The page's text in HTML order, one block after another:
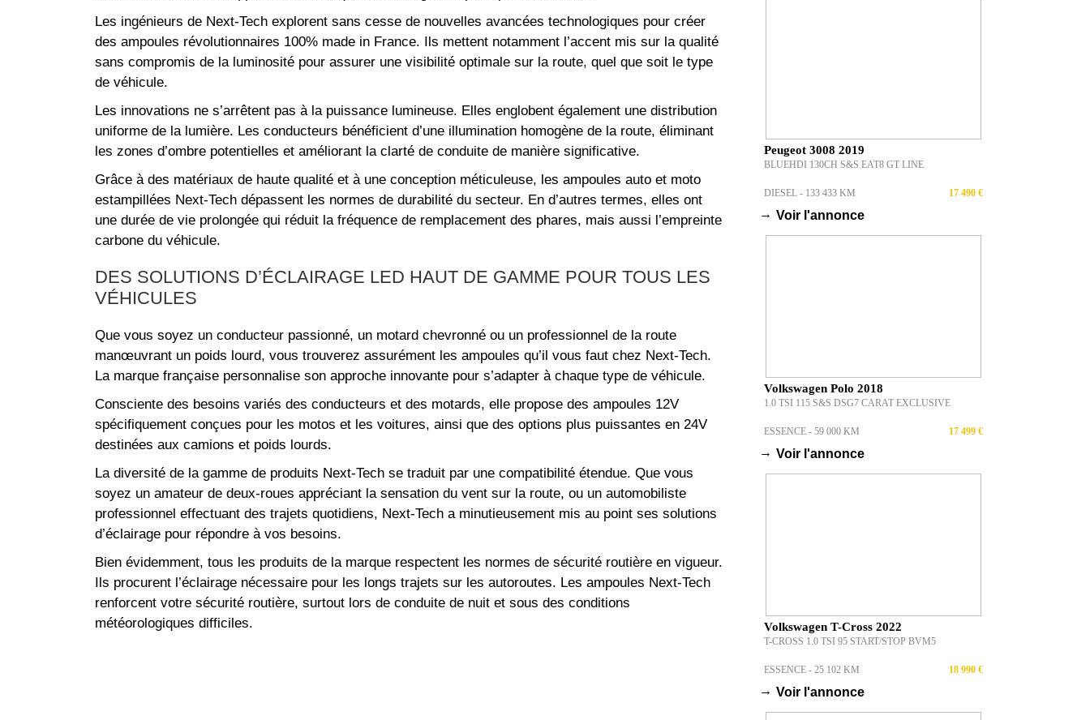
Les ingénieurs de Next-Tech explorent sans cesse de nouvelles avancées technologiques pour créer
des ampoules révolutionnaires 100% made in France. Ils mettent notamment l’accent mis sur la qualité
sans compromis de la luminosité pour assurer une visibilité optimale sur la route, quel que soit le type
de véhicule.
Les innovations ne s’arrêtent pas à la puissance lumineuse. Elles englobent également une distribution
uniforme de la lumière. Les conducteurs bénéficient d’une illumination homogène de la route, éliminant
les zones d’ombre potentielles et améliorant la clarté de conduite de manière significative.
Grâce à des matériaux de haute qualité et à une conception méticuleuse, les ampoules auto et moto
estampillées Next-Tech dépassent les normes de durabilité du secteur. En d’autres termes, elles ont
une durée de vie prolongée qui réduit la fréquence de remplacement des phares, mais aussi l’empreinte
carbone du véhicule.
DES SOLUTIONS D’ÉCLAIRAGE LED HAUT DE GAMME POUR TOUS LES
VÉHICULES
Que vous soyez un conducteur passionné, un motard chevronné ou un professionnel de la route
manœuvrant un poids lourd, vous trouverez assurément les ampoules qu’il vous faut chez Next-Tech.
La marque française personnalise son approche innovante pour s’adapter à chaque type de véhicule.
Consciente des besoins variés des conducteurs et des motards, elle propose des ampoules 12V
spécifiquement conçues pour les motos et les voitures, ainsi que des options plus puissantes en 24V
destinées aux camions et poids lourds.
La diversité de la gamme de produits Next-Tech se traduit par une compatibilité étendue. Que vous
soyez un amateur de deux-roues appréciant la sensation du vent sur la route, ou un automobiliste
professionnel effectuant des trajets quotidiens, Next-Tech a minutieusement mis au point ses solutions
d’éclairage pour répondre à vos besoins.
Bien évidemment, tous les produits de la marque respectent les normes de sécurité routière en vigueur.
Ils procurent l’éclairage nécessaire pour les longs trajets sur les autoroutes. Les ampoules Next-Tech
renforcent votre sécurité routière, surtout lors de conduite de nuit et sous des conditions
météorologiques difficiles.
Peugeot 3008 2019
BLUEHDI 130CH S&S EAT8 GT LINE
DIESEL - 133 433 KM 17 490 €
→ Voir l'annonce
Volkswagen Polo 2018
1.0 TSI 115 S&S DSG7 CARAT EXCLUSIVE
ESSENCE - 59 000 KM 17 499 €
→ Voir l'annonce
Volkswagen T-Cross 2022
T-CROSS 1.0 TSI 95 START/STOP BVM5
ESSENCE - 25 102 KM 18 990 €
→ Voir l'annonce